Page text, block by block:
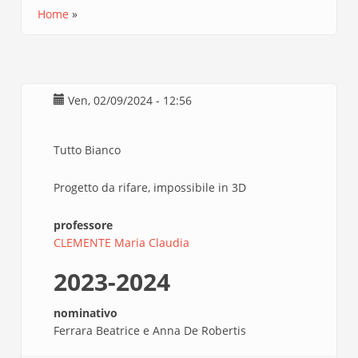
Home
Ven, 02/09/2024 - 12:56
Tutto Bianco
Progetto da rifare, impossibile in 3D
professore
CLEMENTE Maria Claudia
2023-2024
nominativo
Ferrara Beatrice e Anna De Robertis